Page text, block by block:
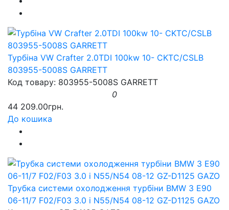
Турбіна VW Crafter 2.0TDI 100kw 10- CKTC/CSLB
803955-5008S GARRETT
Код товару: 803955-5008S GARRETT
0
44 209.00грн.
До кошика
Трубка системи охолодження турбіни BMW 3 E90
06-11/7 F02/F03 3.0 i N55/N54 08-12 GZ-D1125 GAZO